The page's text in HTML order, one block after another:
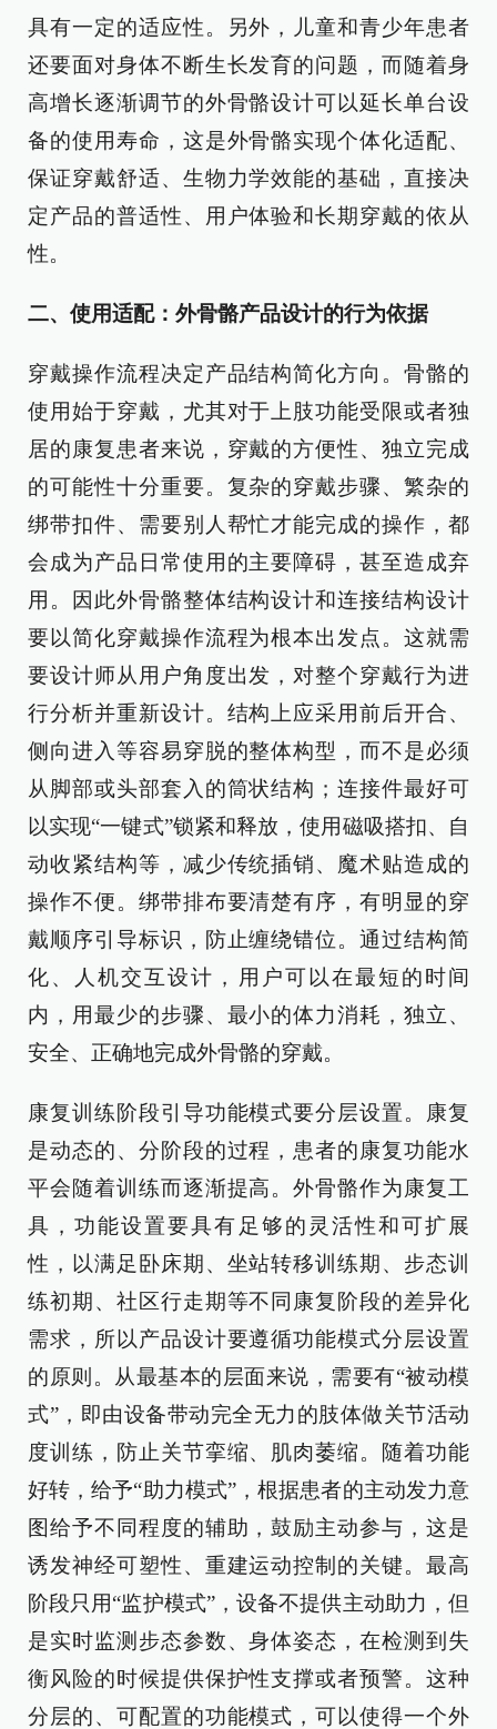
具有一定的适应性。另外，儿童和青少年患者
还要面对身体不断生长发育的问题，而随着身
高增长逐渐调节的外骨骼设计可以延长单台设
备的使用寿命，这是外骨骼实现个体化适配、
保证穿戴舒适、生物力学效能的基础，直接决
定产品的普适性、用户体验和长期穿戴的依从
性。
二、使用适配：外骨骼产品设计的行为依据
穿戴操作流程决定产品结构简化方向。骨骼的
使用始于穿戴，尤其对于上肢功能受限或者独
居的康复患者来说，穿戴的方便性、独立完成
的可能性十分重要。复杂的穿戴步骤、繁杂的
绑带扣件、需要别人帮忙才能完成的操作，都
会成为产品日常使用的主要障碍，甚至造成弃
用。因此外骨骼整体结构设计和连接结构设计
要以简化穿戴操作流程为根本出发点。这就需
要设计师从用户角度出发，对整个穿戴行为进
行分析并重新设计。结构上应采用前后开合、
侧向进入等容易穿脱的整体构型，而不是必须
从脚部或头部套入的筒状结构；连接件最好可
以实现“一键式”锁紧和释放，使用磁吸搭扣、自
动收紧结构等，减少传统插销、魔术贴造成的
操作不便。绑带排布要清楚有序，有明显的穿
戴顺序引导标识，防止缠绕错位。通过结构简
化、人机交互设计，用户可以在最短的时间
内，用最少的步骤、最小的体力消耗，独立、
安全、正确地完成外骨骼的穿戴。
康复训练阶段引导功能模式要分层设置。康复
是动态的、分阶段的过程，患者的康复功能水
平会随着训练而逐渐提高。外骨骼作为康复工
具，功能设置要具有足够的灵活性和可扩展
性，以满足卧床期、坐站转移训练期、步态训
练初期、社区行走期等不同康复阶段的差异化
需求，所以产品设计要遵循功能模式分层设置
的原则。从最基本的层面来说，需要有“被动模
式”，即由设备带动完全无力的肢体做关节活动
度训练，防止关节挛缩、肌肉萎缩。随着功能
好转，给予“助力模式”，根据患者的主动发力意
图给予不同程度的辅助，鼓励主动参与，这是
诱发神经可塑性、重建运动控制的关键。最高
阶段只用“监护模式”，设备不提供主动助力，但
是实时监测步态参数、身体姿态，在检测到失
衡风险的时候提供保护性支撑或者预警。这种
分层的、可配置的功能模式，可以使得一个外